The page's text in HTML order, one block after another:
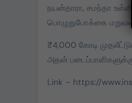
நயன்தாரா, சமந்தா
பொழுதுபோக்கை
₹4,000 கோடி
அதன்
Link – https://